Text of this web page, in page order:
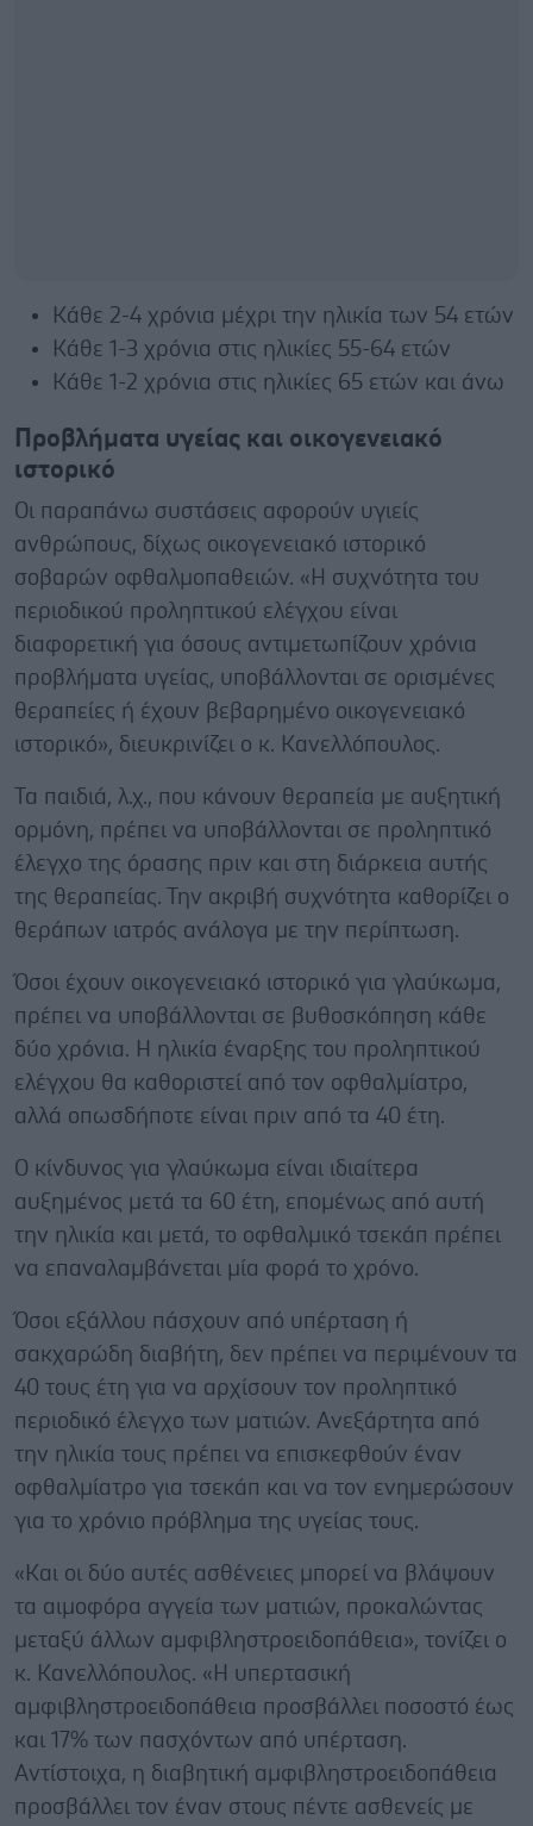
Κάθε 2-4 χρόνια μέχρι την ηλικία των 54 ετών
Κάθε 1-3 χρόνια στις ηλικίες 55-64 ετών
Κάθε 1-2 χρόνια στις ηλικίες 65 ετών και άνω
Προβλήματα υγείας και οικογενειακό
ιστορικό
Οι παραπάνω συστάσεις αφορούν υγιείς
ανθρώπους, δίχως οικογενειακό ιστορικό
σοβαρών οφθαλμοπαθειών. «Η συχνότητα του
περιοδικού προληπτικού ελέγχου είναι
διαφορετική για όσους αντιμετωπίζουν χρόνια
προβλήματα υγείας, υποβάλλονται σε ορισμένες
θεραπείες ή έχουν βεβαρημένο οικογενειακό
ιστορικό», διευκρινίζει ο κ. Κανελλόπουλος.
Τα παιδιά, λ.χ., που κάνουν θεραπεία με αυξητική
ορμόνη, πρέπει να υποβάλλονται σε προληπτικό
έλεγχο της όρασης πριν και στη διάρκεια αυτής
της θεραπείας. Την ακριβή συχνότητα καθορίζει ο
θεράπων ιατρός ανάλογα με την περίπτωση.
Όσοι έχουν οικογενειακό ιστορικό για γλαύκωμα,
πρέπει να υποβάλλονται σε βυθοσκόπηση κάθε
δύο χρόνια. Η ηλικία έναρξης του προληπτικού
ελέγχου θα καθοριστεί από τον οφθαλμίατρο,
αλλά οπωσδήποτε είναι πριν από τα 40 έτη.
Ο κίνδυνος για γλαύκωμα είναι ιδιαίτερα
αυξημένος μετά τα 60 έτη, επομένως από αυτή
την ηλικία και μετά, το οφθαλμικό τσεκάπ πρέπει
να επαναλαμβάνεται μία φορά το χρόνο.
Όσοι εξάλλου πάσχουν από υπέρταση ή
σακχαρώδη διαβήτη, δεν πρέπει να περιμένουν τα
40 τους έτη για να αρχίσουν τον προληπτικό
περιοδικό έλεγχο των ματιών. Ανεξάρτητα από
την ηλικία τους πρέπει να επισκεφθούν έναν
οφθαλμίατρο για τσεκάπ και να τον ενημερώσουν
για το χρόνιο πρόβλημα της υγείας τους.
«Και οι δύο αυτές ασθένειες μπορεί να βλάψουν
τα αιμοφόρα αγγεία των ματιών, προκαλώντας
μεταξύ άλλων αμφιβληστροειδοπάθεια», τονίζει ο
κ. Κανελλόπουλος. «Η υπερτασική
αμφιβληστροειδοπάθεια προσβάλλει ποσοστό έως
και 17% των πασχόντων από υπέρταση.
Αντίστοιχα, η διαβητική αμφιβληστροειδοπάθεια
προσβάλλει τον έναν στους πέντε ασθενείς με